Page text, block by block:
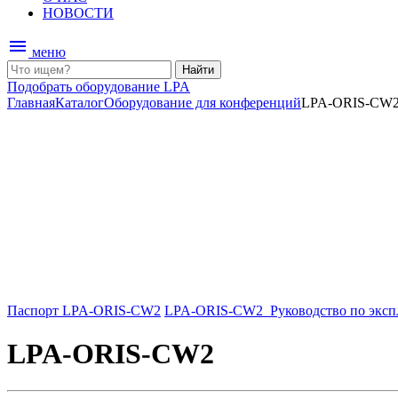
НОВОСТИ
menu меню
Найти
Подобрать оборудование LPA
ГлавнаяКаталогОборудование для конференцийLPA-ORIS-
Паспорт LPA-ORIS-СW2 LPA-ORIS-CW2_Руководство по
LPA-ORIS-СW2